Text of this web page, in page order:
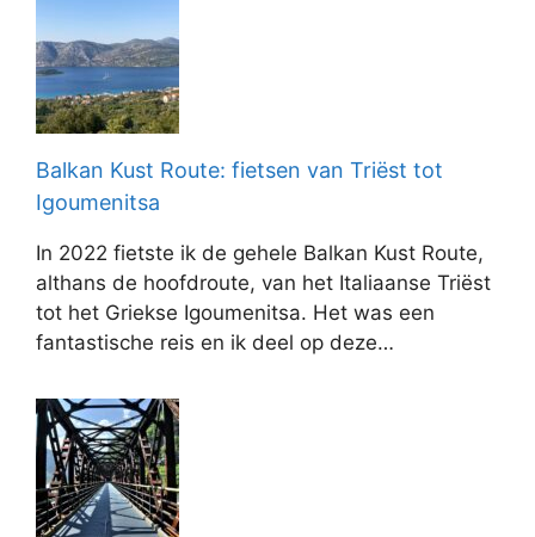
Balkan Kust Route: fietsen van Triëst tot
Igoumenitsa
In 2022 fietste ik de gehele Balkan Kust Route,
althans de hoofdroute, van het Italiaanse Triëst
tot het Griekse Igoumenitsa. Het was een
fantastische reis en ik deel op deze…